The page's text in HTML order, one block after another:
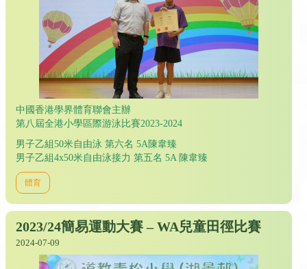
中國香港學界體育聯會主辦
第八屆全港小學區際游泳比賽2023-2024
男子乙組50米自由泳 第六名 5A陳韋臻
男子乙組4x50米自由泳接力 第五名 5A 陳韋臻
體育
2023/24簡易運動大賽 – WA兒童田徑比賽
2024-07-09